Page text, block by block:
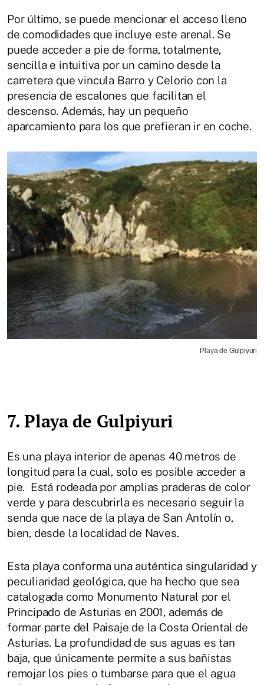
Por último, se puede mencionar el acceso lleno
de comodidades que incluye este arenal. Se
puede acceder a pie de forma, totalmente,
sencilla e intuitiva por un camino desde la
carretera que vincula Barro y Celorio con la
presencia de escalones que facilitan el
descenso. Además, hay un pequeño
aparcamiento para los que prefieran ir en coche.
Playa de Gulpiyuri
7. Playa de Gulpiyuri
Es una playa interior de apenas 40 metros de
longitud para la cual, solo es posible acceder a
pie. Está rodeada por amplias praderas de color
verde y para descubrirla es necesario seguir la
senda que nace de la playa de San Antolín o,
bien, desde la localidad de Naves.
Esta playa conforma una auténtica singularidad y
peculiaridad geológica, que ha hecho que sea
catalogada como Monumento Natural por el
Principado de Asturias en 2001, además de
formar parte del Paisaje de la Costa Oriental de
Asturias. La profundidad de sus aguas es tan
baja, que únicamente permite a sus bañistas
remojar los pies o tumbarse para que el agua